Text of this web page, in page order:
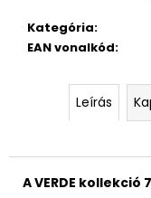
Kategória:
EAN vonalkód:
Leírás
A VERDE